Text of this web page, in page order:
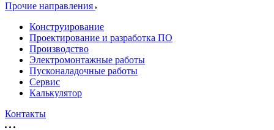
Прочие направления
Конструирование
Проектирование и разработка ПО
Производство
Электромонтажные работы
Пусконаладочные работы
Сервис
Калькулятор
Контакты